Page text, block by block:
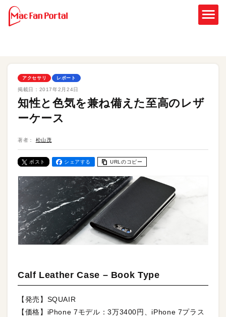
アクセサリ レポート
掲載日： 2017年2月24日
知性と色気を兼ね備えた至高のレザ
ーケース
著者： 松山茂
ポスト シェアする URLのコピー
Calf Leather Case – Book Type
【発売】SQUAIR
【価格】iPhone 7モデル：3万3400円、iPhone 7プラス